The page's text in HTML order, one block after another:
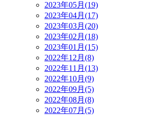
2023年05月(19)
2023年04月(17)
2023年03月(20)
2023年02月(18)
2023年01月(15)
2022年12月(8)
2022年11月(13)
2022年10月(9)
2022年09月(5)
2022年08月(8)
2022年07月(5)